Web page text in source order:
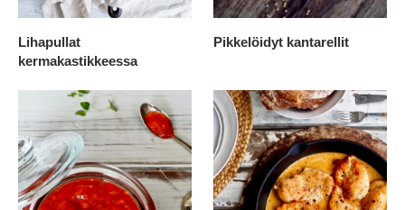
Lihapullat
kermakastikkeessa
Pikkelöidyt kantarellit